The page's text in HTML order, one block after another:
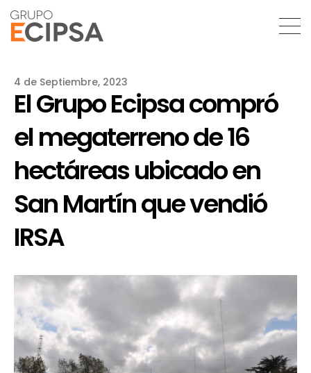
4 de Septiembre, 2023
El Grupo Ecipsa compró
el megaterreno de 16
hectáreas ubicado en
San Martín que vendió
IRSA